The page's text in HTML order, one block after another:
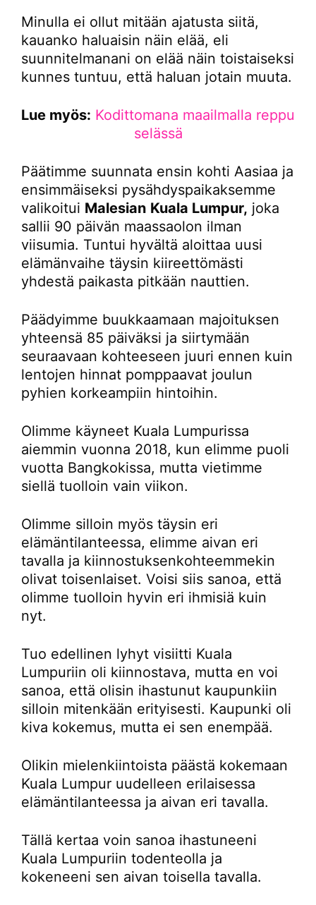
Minulla ei ollut mitään ajatusta siitä,
kauanko haluaisin näin elää, eli
suunnitelmanani on elää näin toistaiseksi
kunnes tuntuu, että haluan jotain muuta.
Lue myös: Kodittomana maailmalla reppu
selässä
Päätimme suunnata ensin kohti Aasiaa ja
ensimmäiseksi pysähdyspaikaksemme
valikoitui Malesian Kuala Lumpur, joka
sallii 90 päivän maassaolon ilman
viisumia. Tuntui hyvältä aloittaa uusi
elämänvaihe täysin kiireettömästi
yhdestä paikasta pitkään nauttien.
Päädyimme buukkaamaan majoituksen
yhteensä 85 päiväksi ja siirtymään
seuraavaan kohteeseen juuri ennen kuin
lentojen hinnat pomppaavat joulun
pyhien korkeampiin hintoihin.
Olimme käyneet Kuala Lumpurissa
aiemmin vuonna 2018, kun elimme puoli
vuotta Bangkokissa, mutta vietimme
siellä tuolloin vain viikon.
Olimme silloin myös täysin eri
elämäntilanteessa, elimme aivan eri
tavalla ja kiinnostuksenkohteemmekin
olivat toisenlaiset. Voisi siis sanoa, että
olimme tuolloin hyvin eri ihmisiä kuin
nyt.
Tuo edellinen lyhyt visiitti Kuala
Lumpuriin oli kiinnostava, mutta en voi
sanoa, että olisin ihastunut kaupunkiin
silloin mitenkään erityisesti. Kaupunki oli
kiva kokemus, mutta ei sen enempää.
Olikin mielenkiintoista päästä kokemaan
Kuala Lumpur uudelleen erilaisessa
elämäntilanteessa ja aivan eri tavalla.
Tällä kertaa voin sanoa ihastuneeni
Kuala Lumpuriin todenteolla ja
kokeneeni sen aivan toisella tavalla.